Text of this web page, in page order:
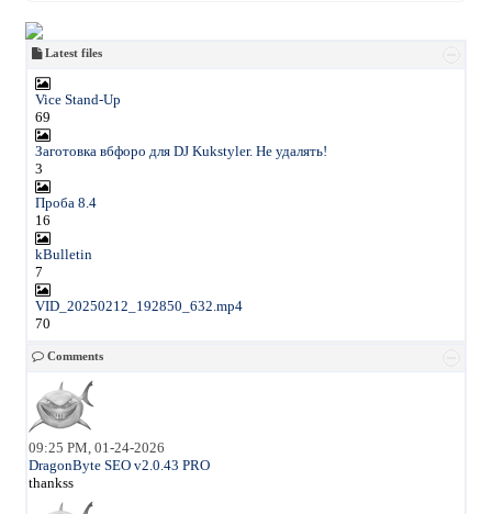
Latest files
Vice Stand-Up
69
Заготовка вбфоро для DJ Kukstyler. Не удалять!
3
Проба 8.4
16
kBulletin
7
VID_20250212_192850_632.mp4
70
Comments
09:25 PM, 01-24-2026
DragonByte SEO v2.0.43 PRO
thankss